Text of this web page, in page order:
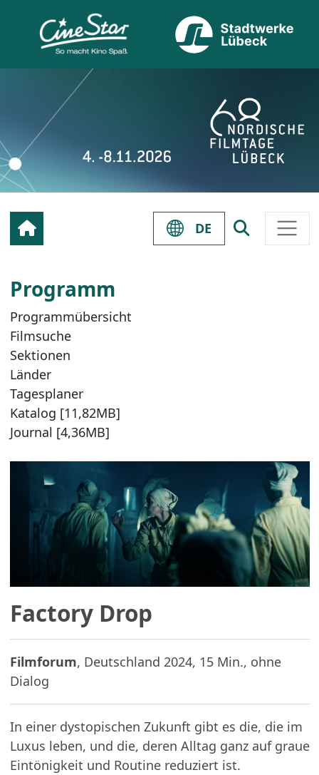
DE
Programm
Programmübersicht
Filmsuche
Sektionen
Länder
Tagesplaner
Katalog [11,82MB]
Journal [4,36MB]
Factory Drop
Filmforum, Deutschland 2024, 15 Min., ohne
Dialog
In einer dystopischen Zukunft gibt es die, die im
Luxus leben, und die, deren Alltag ganz auf graue
Eintönigkeit und Routine reduziert ist.